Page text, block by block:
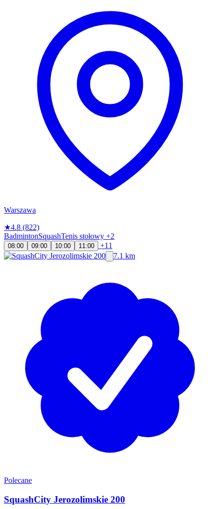
Warszawa
★4.8 (822)
BadmintonSquashTenis stołowy +2
08:00 09:00 10:00 11:00
+11
7.1 km
Polecane
SquashCity Jerozolimskie 200